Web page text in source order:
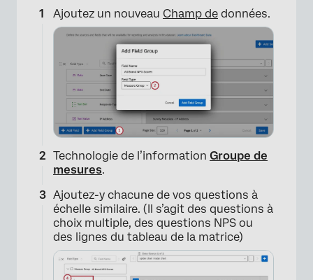
×
Ajoutez un nouveau Champ de données.
Technologie de l’information Groupe de
mesures.
Ajoutez-y chacune de vos questions à
échelle similaire. (Il s’agit des questions à
choix multiple, des questions NPS ou
des lignes du tableau de la matrice)